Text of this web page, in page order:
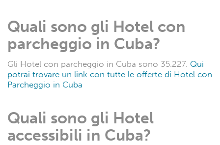
Quali sono gli Hotel con
parcheggio in Cuba?
Gli Hotel con parcheggio in Cuba sono 35.227. Qui
potrai trovare un link con tutte le offerte di Hotel con
Parcheggio in Cuba
Quali sono gli Hotel
accessibili in Cuba?